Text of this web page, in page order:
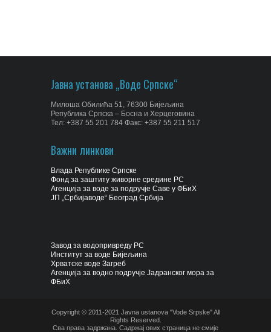
Јавна установа „Воде Српске“
Милоша Обилића 51, 76300 Бијељина
Република Српска – Босна и Херцеговина
Тел: +387 55 201 784 Факс: +387 55 211 517
Важни линкови
Влада Републике Српске
Фонд за заштиту живорне средине РС
Агенција за воде за подручје Саве у ФБиХ
ЈП „Србијаводе“ Београд Србија
Завод за водопривреду РС
Институт за воде Бијељина
Хрватске воде Загреб
Агенција за водно подручје Јадранског мора за
ФБиХ
Copyright © 2011-2021 Javna ustanova "Vode Srpske" All
Rights Reserved.
Сва права задржана. Садржај ових страница не смије